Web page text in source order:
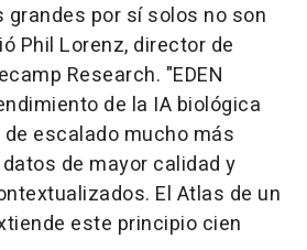
por sí solos no son
Phil Lorenz, director de
Research. "EDEN
de la IA biológica
escalado mucho más
de mayor calidad y
El Atlas de un
este principio cien